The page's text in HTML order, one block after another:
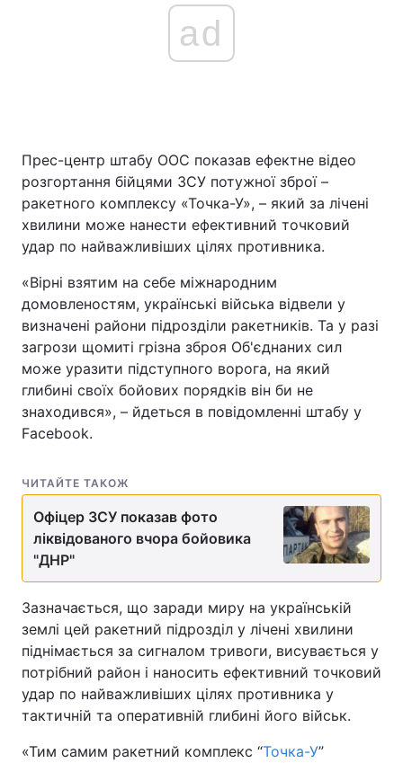
ad
Прес-центр штабу ООС показав ефектне відео
розгортання бійцями ЗСУ потужної зброї –
ракетного комплексу «Точка-У», – який за лічені
хвилини може нанести ефективний точковий
удар по найважливіших цілях противника.
«Вірні взятим на себе міжнародним
домовленостям, українські війська відвели у
визначені райони підрозділи ракетників. Та у разі
загрози щомиті грізна зброя Об'єднаних сил
може уразити підступного ворога, на який
глибині своїх бойових порядків він би не
знаходився», – йдеться в повідомленні штабу у
Facebook.
ЧИТАЙТЕ ТАКОЖ
Офіцер ЗСУ показав фото
ліквідованого вчора бойовика
"ДНР"
Зазначається, що заради миру на українській
землі цей ракетний підрозділ у лічені хвилини
піднімається за сигналом тривоги, висувається у
потрібний район і наносить ефективний точковий
удар по найважливіших цілях противника у
тактичній та оперативній глибині його військ.
«Тим самим ракетний комплекс “Точка-У”